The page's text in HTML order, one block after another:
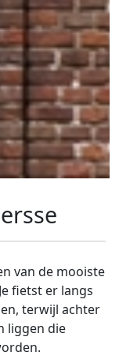
van de mooiste
fietst er langs
terwijl achter
liggen die